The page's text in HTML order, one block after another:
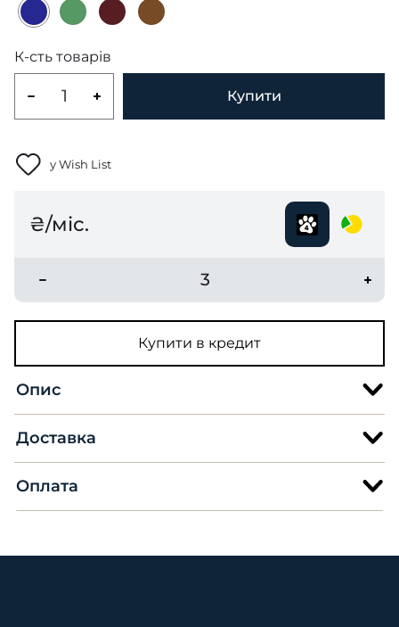
К-сть товарів
Купити
у Wish List
₴/міс.
3
Купити в кредит
Опис
Доставка
Оплата